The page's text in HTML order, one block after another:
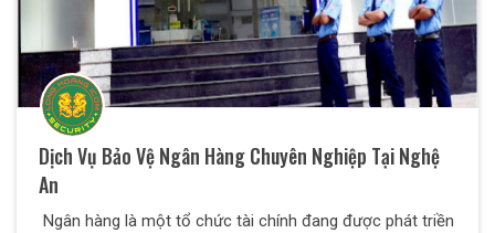
Dịch Vụ Bảo Vệ Ngân Hàng Chuyên Nghiệp Tại Nghệ
An
Ngân hàng là một tổ chức tài chính đang được phát triền